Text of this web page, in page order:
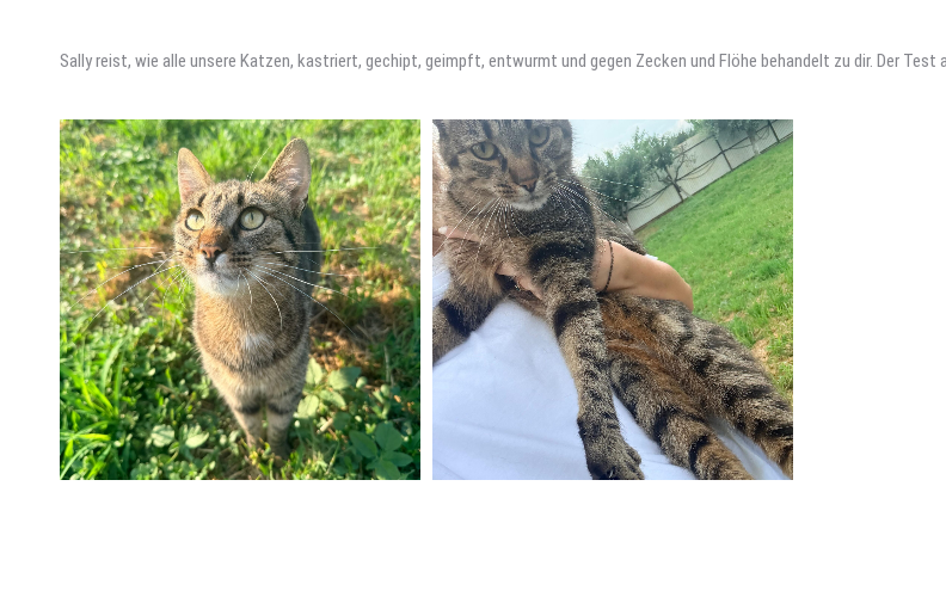
Sally reist, wie alle unsere Katzen, kastriert, gechipt, geimpft, entwurmt und gegen Zecken und Flöhe behandelt zu dir. Der Test